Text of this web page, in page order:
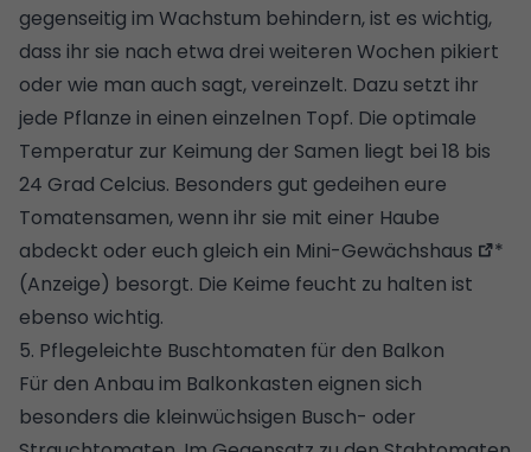
gegenseitig im Wachstum behindern, ist es wichtig,
dass ihr sie nach etwa drei weiteren Wochen pikiert
oder wie man auch sagt, vereinzelt. Dazu setzt ihr
jede Pflanze in einen einzelnen Topf. Die optimale
Temperatur zur Keimung der Samen liegt bei 18 bis
24 Grad Celcius. Besonders gut gedeihen eure
Tomatensamen, wenn ihr sie mit einer Haube
abdeckt oder euch gleich ein Mini-Gewächshaus
*
(Anzeige) besorgt. Die Keime feucht zu halten ist
ebenso wichtig.
5. Pflegeleichte Buschtomaten für den Balkon
Für den Anbau im Balkonkasten eignen sich
besonders die kleinwüchsigen Busch- oder